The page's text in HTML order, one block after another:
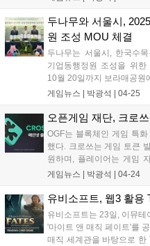
두나무와 서울시,
원 조성 MOU 체결
두나무는 서울시, 한국수
기업동행정원 조성을 위
10월 20일까지 보라매공원
성한다. 디지털 기술로 구
며, 조성된 기금은 희귀·자
간 동안 디지털 치유정원
도 진행한다....
게임뉴스 | 박광석 | 04-25
오픈게임 재단, 크로
OGF는 블록체인 게임 특
했다. 크로쓰는 게임 토큰
원하며, 플레이어는 게임
호환, BNB 체인과 연동하
탈중앙화 아이템 경제를
크로쓰를 표준 블록체인 게
게임뉴스 | 박광석 | 04-24
유비소프트, 웹3 활용
유비소프트는 23일, 이뮤테
'마이트 앤 매직 페이트'를
매직 세계관을 바탕으로 한